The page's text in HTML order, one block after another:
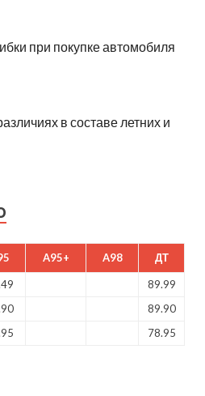
при покупке автомобиля
в составе летних и
A95+ A98 ДТ
89.99
89.90
78.95